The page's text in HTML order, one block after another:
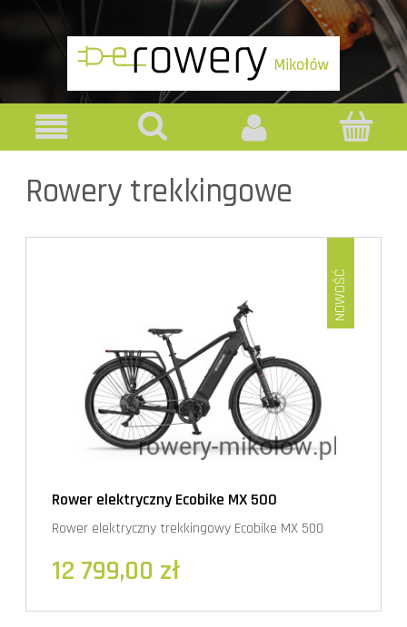
Rowery trekkingowe
Rower elektryczny Ecobike MX 500
Rower elektryczny trekkingowy Ecobike MX 500
12 799,00 zł
NOWOŚĆ